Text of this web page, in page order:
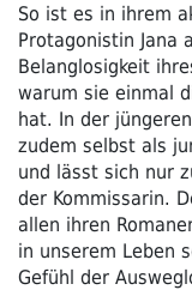
So ist es in ihrem
Protagonistin Jana
Belanglosigkeit
warum sie einmal
hat. In der
zudem selbst als
und lässt sich nur
der Kommissarin.
allen ihren
in unserem Leben
Gefühl der